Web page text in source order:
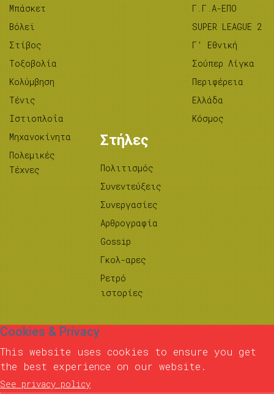
Μπάσκετ
Βόλεϊ
Στίβος
Tοξοβολία
Κολύμβηση
Τένις
Ιστιοπλοΐα
Μηχανοκίνητα
Πολεμικές
Τέχνες
Γ.Γ.Α-ΕΠΟ
SUPER LEAGUE 2
Γ’ Εθνική
Σούπερ Λίγκα
Περιφέρεια
Ελλάδα
Κόσμος
Στήλες
Πολιτισμός
Συνεντεύξεις
Συνεργασίες
Αρθρογραφία
Gossip
Γκολ-αρες
Ρετρό
ιστορίες
Cookies & Privacy
This website uses cookies to ensure you get
the best experience on our website.
See privacy policy